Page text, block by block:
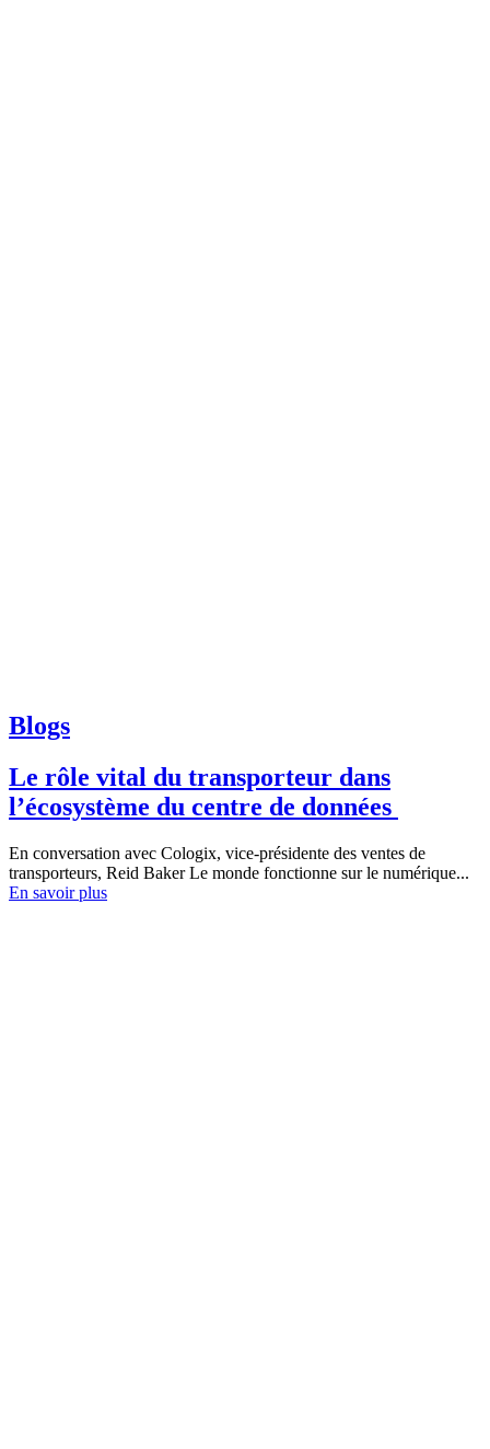
Blogs
Le rôle vital du transporteur dans
l’écosystème du centre de données
En conversation avec Cologix, vice-présidente des ventes de
transporteurs, Reid Baker Le monde fonctionne sur le numérique...
En savoir plus